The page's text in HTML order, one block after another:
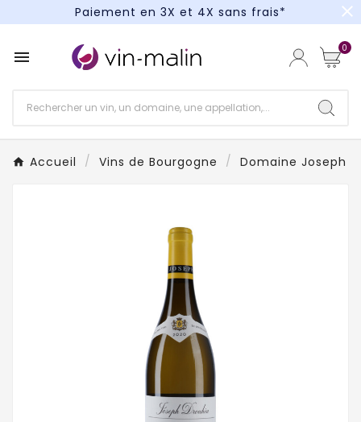
Paiement en 3X et 4X sans frais*
Paiement en 3X et 4X sans frais*
close
 0
Accueil Vins de Bourgogne Domaine Joseph